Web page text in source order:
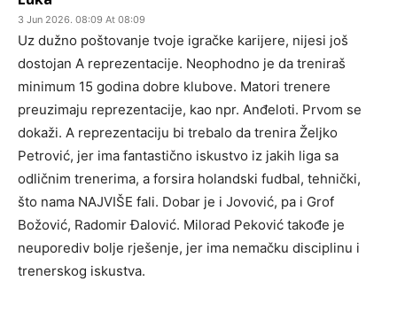
3 Jun 2026. 08:09 At 08:09
Uz dužno poštovanje tvoje igračke karijere, nijesi još
dostojan A reprezentacije. Neophodno je da treniraš
minimum 15 godina dobre klubove. Matori trenere
preuzimaju reprezentacije, kao npr. Anđeloti. Prvom se
dokaži. A reprezentaciju bi trebalo da trenira Željko
Petrović, jer ima fantastično iskustvo iz jakih liga sa
odličnim trenerima, a forsira holandski fudbal, tehnički,
što nama NAJVIŠE fali. Dobar je i Jovović, pa i Grof
Božović, Radomir Đalović. Milorad Peković takođe je
neuporediv bolje rješenje, jer ima nemačku disciplinu i
trenerskog iskustva.